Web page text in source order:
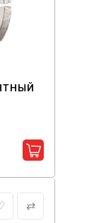
Добавить в
⇄